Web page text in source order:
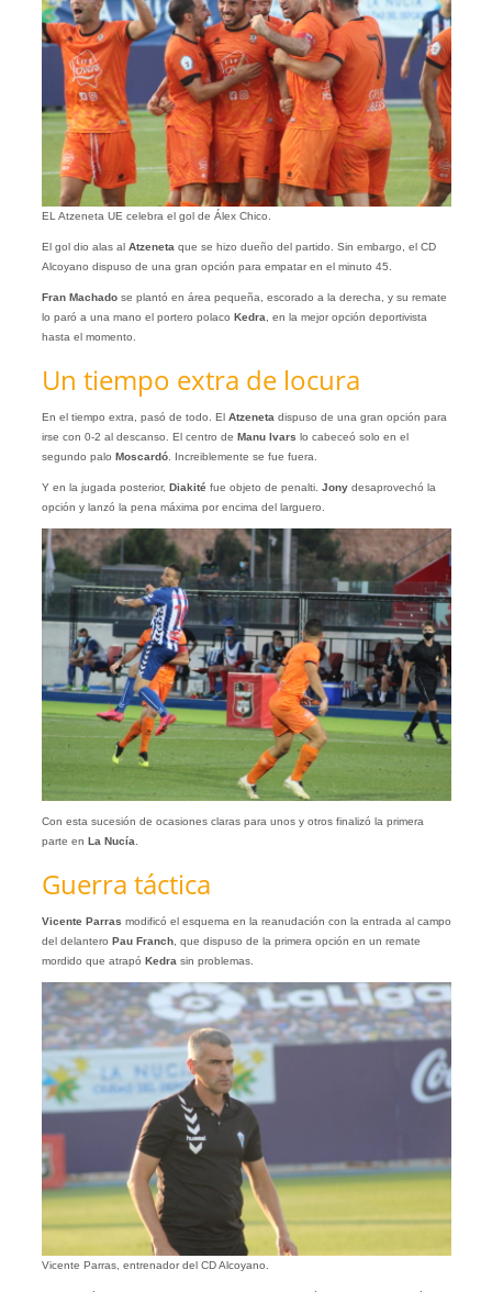
EL Atzeneta UE celebra el gol de Álex Chico.
El gol dio alas al Atzeneta que se hizo dueño del partido. Sin embargo, el CD
Alcoyano dispuso de una gran opción para empatar en el minuto 45.
Fran Machado se plantó en área pequeña, escorado a la derecha, y su remate
lo paró a una mano el portero polaco Kedra , en la mejor opción deportivista
hasta el momento.
Un tiempo extra de locura
En el tiempo extra, pasó de todo. El Atzeneta dispuso de una gran opción para
irse con 0-2 al descanso. El centro de Manu Ivars lo cabeceó solo en el
segundo palo Moscardó. Increiblemente se fue fuera.
Y en la jugada posterior, Diakitéfue objeto de penalti. Jonydesaprovechó la
opción y lanzó la pena máxima por encima del larguero.
Con esta sucesión de ocasiones claras para unos y otros finalizó la primera
parte en La Nucía.
Guerra táctica
Vicente Parras modificó el esquema en la reanudación con la entrada al campo
del delantero Pau Franch, que dispuso de la primera opción en un remate
mordido que atrapó Kedrasin problemas.
Vicente Parras, entrenador del CD Alcoyano.